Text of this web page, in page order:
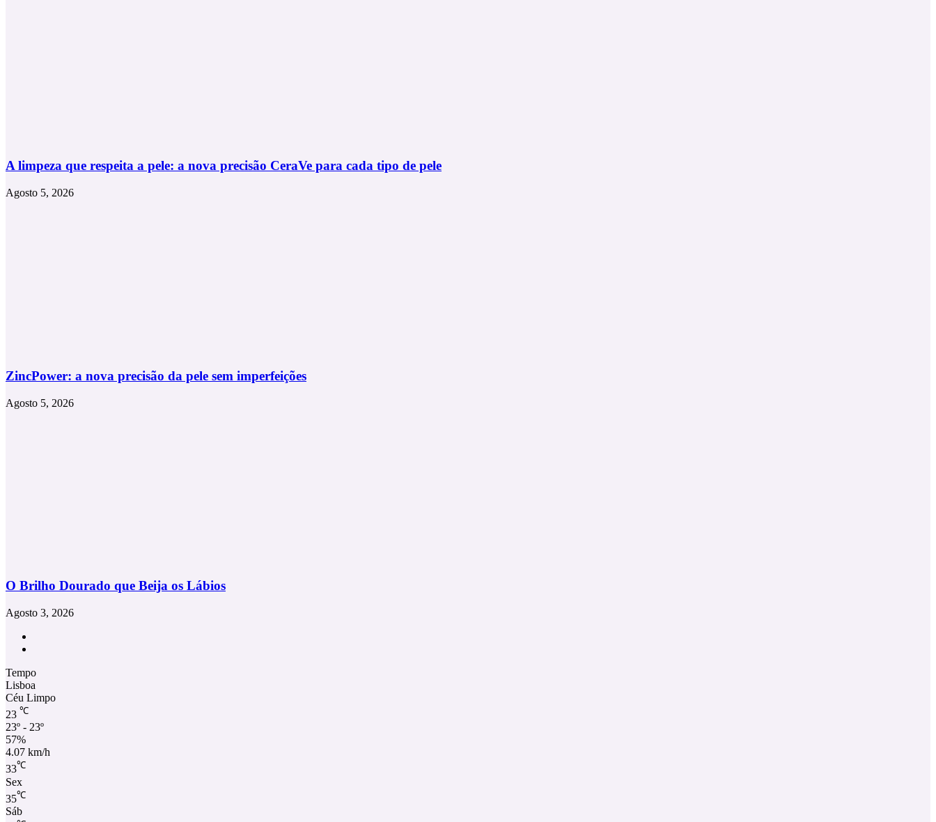
A limpeza que respeita a pele: a nova precisão CeraVe para cada tipo de pele
Agosto 5, 2026
ZincPower: a nova precisão da pele sem imperfeições
Agosto 5, 2026
O Brilho Dourado que Beija os Lábios
Agosto 3, 2026
Tempo
Lisboa
Céu Limpo
23 ℃
23º - 23º
57%
4.07 km/h
33℃
Sex
35℃
Sáb